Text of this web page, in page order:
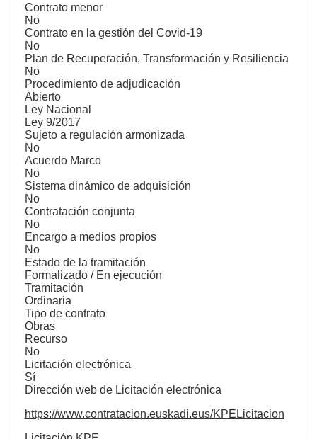
Contrato menor
No
Contrato en la gestión del Covid-19
No
Plan de Recuperación, Transformación y Resiliencia
No
Procedimiento de adjudicación
Abierto
Ley Nacional
Ley 9/2017
Sujeto a regulación armonizada
No
Acuerdo Marco
No
Sistema dinámico de adquisición
No
Contratación conjunta
No
Encargo a medios propios
No
Estado de la tramitación
Formalizado / En ejecución
Tramitación
Ordinaria
Tipo de contrato
Obras
Recurso
No
Licitación electrónica
Sí
Dirección web de Licitación electrónica
https://www.contratacion.euskadi.eus/KPELicitacion